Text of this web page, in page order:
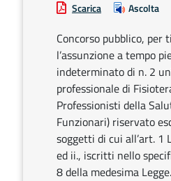
Scarica Ascolta
Concorso pubblico, per
l’assunzione a tempo
indeterminato di n. 2
professionale di
Professionisti della
Funzionari) riservato
soggetti di cui all’art. 1
ed ii., iscritti nello
8 della medesima Legge.